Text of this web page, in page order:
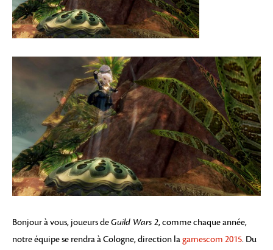
Bonjour à vous, joueurs deGuild Wars 2, comme chaque année,
notre équipe se rendra à Cologne, direction lagamescom 2015. Du